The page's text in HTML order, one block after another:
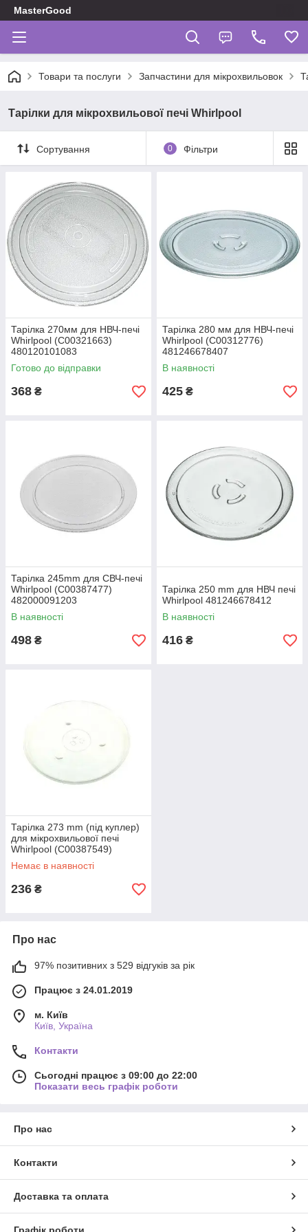
MasterGood
Товари та послуги Запчастини для мікрохвильовок
Тарілки для мікрохвильової печі Whirlpool
Сортування 0 Фільтри
Тарілка 270мм для НВЧ-печі
Whirlpool (C00321663)
480120101083
Готово до відправки
368 ₴
Тарілка 280 мм для НВЧ-печі
Whirlpool (C00312776)
481246678407
В наявності
425 ₴
Тарілка 245mm для СВЧ-печі
Whirlpool (C00387477)
482000091203
В наявності
498 ₴
Тарілка 250 mm для НВЧ печі
Whirlpool 481246678412
В наявності
416 ₴
Тарілка 273 mm (під куплер)
для мікрохвильової печі
Whirlpool (C00387549)
482000022321
Немає в наявності
236 ₴
Про нас
97% позитивних з 529 відгуків за рік
Працює з 24.01.2019
м. Київ
Київ, Україна
Контакти
Сьогодні працює з 09:00 до 22:00
Показати весь графік роботи
Про нас
Контакти
Доставка та оплата